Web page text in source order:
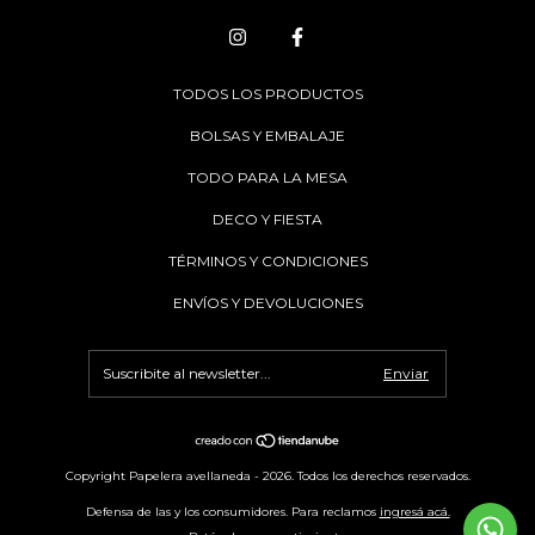
TODOS LOS PRODUCTOS
BOLSAS Y EMBALAJE
TODO PARA LA MESA
DECO Y FIESTA
TÉRMINOS Y CONDICIONES
ENVÍOS Y DEVOLUCIONES
Copyright Papelera avellaneda - 2026. Todos los derechos reservados.
Defensa de las y los consumidores. Para reclamos ingresá acá.